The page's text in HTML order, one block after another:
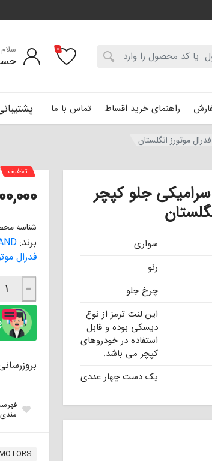
راهنمای خرید اقساط تماس با ما پشتیبانی 09364468189 ---
0
موتورز انگلستان
جلو کپچر
سواری
رنو
چرخ جلو
این لنت ترمز از نوع
دیسکی بوده و قابل
استفاده در خودروهای
کپچر می باشد.
یک دست چهار عددی
تخفیف
شناسه
برند:
فدرال
لنت ترمز
−
بروزرسانی
برچسب: